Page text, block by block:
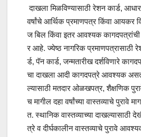
दाखला मिळविण्यासाठी रेशन कार्ड,
वर्षांचे आर्थिक प्रमाणपत्र किंवा आयकर
ज बिल किंवा इतर आवश्यक
र आहे. ज्येष्ठ नागरिक प्रमाणपत्रासाठी
र्ड, पॅन कार्ड, जन्मतारीख दर्शविणारे
चा दाखला आदी कागदपत्रे आवश्यक
ल्यासाठी मतदार ओळखपत्र, शैक्षणिक
च मागील दहा वर्षांच्या वास्तव्याचे पुरावे
त. स्थानिक वास्तव्याच्या दाखल्यासाठी
त्रे व दीर्घकालीन वास्तव्याचे पुरावे